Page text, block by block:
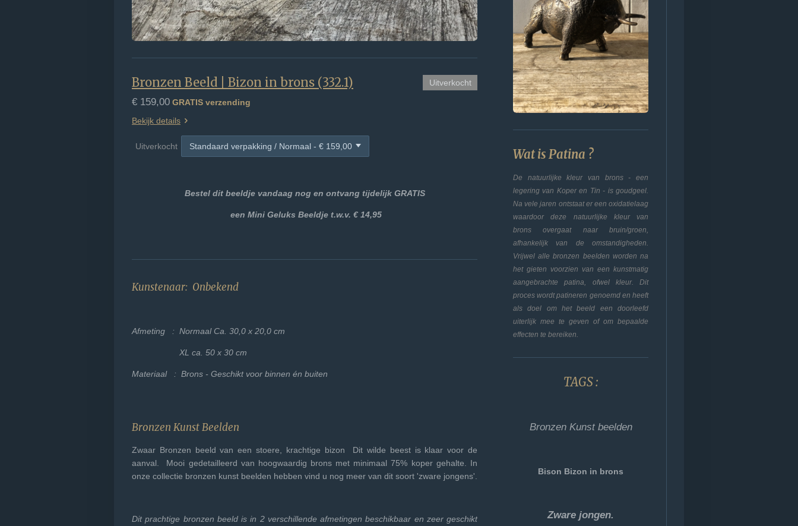
Uitverkocht
Bronzen Beeld | Bizon in brons (332.1)
€ 159,00 GRATIS verzending
Bekijk details
Uitverkocht
Bestel dit beeldje vandaag nog en ontvang tijdelijk GRATIS
een Mini Geluks Beeldje t.w.v. € 14,95
Kunstenaar: Onbekend
Afmeting : Normaal Ca. 30,0 x 20,0 cm
XL ca. 50 x 30 cm
Materiaal : Brons - Geschikt voor binnen én buiten
Bronzen Kunst Beelden
Zwaar Bronzen beeld van een stoere, krachtige bizon Dit wilde beest is klaar voor de
aanval. Mooi gedetailleerd van hoogwaardig brons met minimaal 75% koper gehalte. In
onze collectie bronzen kunst beelden hebben vind u nog meer van dit soort 'zware jongens'.
Dit prachtige bronzen beeld is in 2 verschillende afmetingen beschikbaar en zeer geschikt
Wat is Patina ?
De natuurlijke kleur van brons - een
legering van Koper en Tin - is goudgeel.
Na vele jaren ontstaat er een oxidatielaag
waardoor deze natuurlijke kleur van
brons overgaat naar bruin/groen,
afhankelijk van de omstandigheden.
Vrijwel alle bronzen beelden worden na
het gieten voorzien van een kunstmatig
aangebrachte patina, ofwel kleur. Dit
proces wordt patineren genoemd en heeft
als doel om het beeld een doorleefd
uiterlijk mee te geven of om bepaalde
effecten te bereiken.
TAGS :
Bronzen Kunst beelden
Bison Bizon in brons
Zware jongen.